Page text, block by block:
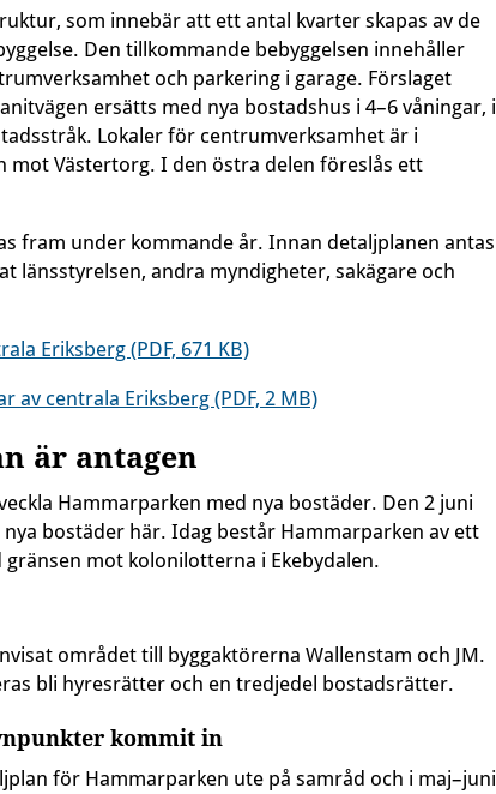
som innebär att ett antal kvarter skapas av de
Den tillkommande bebyggelsen innehåller
och parkering i garage. Förslaget
ersätts med nya bostadshus i 4–6 våningar, i
Lokaler för centrumverksamhet är i
mot Västertorg. I den östra delen föreslås ett
fram under kommande år. Innan detaljplanen antas
länsstyrelsen, andra myndigheter, sakägare och
Eriksberg (PDF, 671 KB)
av centrala Eriksberg (PDF, 2 MB)
är antagen
Hammarparken med nya bostäder. Den 2 juni
bostäder här. Idag består Hammarparken av ett
mot kolonilotterna i Ekebydalen.
området till byggaktörerna Wallenstam och JM.
bli hyresrätter och en tredjedel bostadsrätter.
kommit in
för Hammarparken ute på samråd och i maj–juni